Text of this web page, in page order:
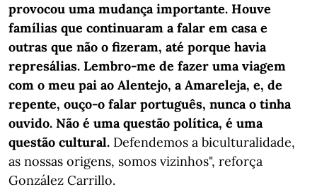
provocou uma mudança importante. Houve
famílias que continuaram a falar em casa e
outras que não o fizeram, até porque havia
represálias. Lembro-me de fazer uma viagem
com o meu pai ao Alentejo, a Amareleja, e, de
repente, ouço-o falar português, nunca o tinha
ouvido. Não é uma questão política, é uma
questão cultural. Defendemos a biculturalidade,
as nossas origens, somos vizinhos", reforça
González Carrillo.